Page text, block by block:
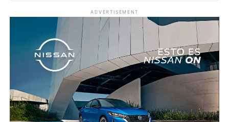
realizaron las diligencias correspondientes y el
levantamiento del cuerpo. Hasta el momento no se
cuenta con información sobre los agresores, y el cadáver
fue trasladado al Servicio Médico Forense en espera de
ser identificado, en tanto continúan las investigaciones.
ADVERTISEMENT